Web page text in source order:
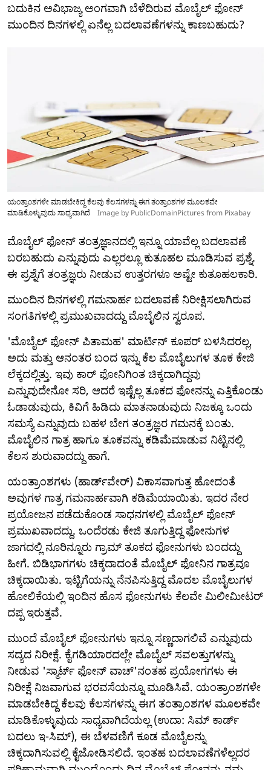
ಬದುಕಿನ ಅವಿಭಾಜ್ಯ ಅಂಗವಾಗಿ ಬೆಳೆದಿರುವ ಮೊಬೈಲ್ ಫೋನ್
ಮುಂದಿನ ದಿನಗಳಲ್ಲಿ ಏನೆಲ್ಲ ಬದಲಾವಣೆಗಳನ್ನು ಕಾಣಬಹುದು?
ಯಂತ್ರಾಂಶಗಳೇ ಮಾಡಬೇಕಿದ್ದ ಕೆಲವು ಕೆಲಸಗಳನ್ನು ಈಗ ತಂತ್ರಾಂಶಗಳ ಮೂಲಕವೇ
ಮಾಡಿಕೊಳ್ಳುವುದು ಸಾಧ್ಯವಾಗಿದೆ
Image by PublicDomainPictures from Pixabay
ಮೊಬೈಲ್ ಫೋನ್ ತಂತ್ರಜ್ಞಾನದಲ್ಲಿ ಇನ್ನೂ ಯಾವೆಲ್ಲ ಬದಲಾವಣೆ
ಬರಬಹುದು ಎನ್ನುವುದು ಎಲ್ಲರಲ್ಲೂ ಕುತೂಹಲ ಮೂಡಿಸುವ ಪ್ರಶ್ನೆ.
ಈ ಪ್ರಶ್ನೆಗೆ ತಂತ್ರಜ್ಞರು ನೀಡುವ ಉತ್ತರಗಳೂ ಅಷ್ಟೇ ಕುತೂಹಲಕಾರಿ.
ಮುಂದಿನ ದಿನಗಳಲ್ಲಿ ಗಮನಾರ್ಹ ಬದಲಾವಣೆ ನಿರೀಕ್ಷಿಸಲಾಗಿರುವ
ಸಂಗತಿಗಳಲ್ಲಿ ಪ್ರಮುಖವಾದದ್ದು ಮೊಬೈಲಿನ ಸ್ವರೂಪ.
'ಮೊಬೈಲ್ ಫೋನ್ ಪಿತಾಮಹ' ಮಾರ್ಟಿನ್ ಕೂಪರ್ ಬಳಸಿದರಲ್ಲ,
ಅದು ಮತ್ತು ಆನಂತರ ಬಂದ ಇನ್ನು ಕೆಲ ಮೊಬೈಲುಗಳ ತೂಕ ಕೇಜಿ
ಲೆಕ್ಕದಲ್ಲಿತ್ತು. ಇವು ಕಾರ್ ಫೋನಿಗಿಂತ ಚಿಕ್ಕದಾಗಿದ್ದವು
ಎನ್ನುವುದೇನೋ ಸರಿ, ಆದರೆ ಇಷ್ಟೆಲ್ಲ ತೂಕದ ಫೋನನ್ನು ಎತ್ತಿಕೊಂಡು
ಓಡಾಡುವುದು, ಕಿವಿಗೆ ಹಿಡಿದು ಮಾತನಾಡುವುದು ನಿಜಕ್ಕೂ ಒಂದು
ಸಮಸ್ಯೆ ಎನ್ನುವುದು ಬಹಳ ಬೇಗ ತಂತ್ರಜ್ಞರ ಗಮನಕ್ಕೆ ಬಂತು.
ಮೊಬೈಲಿನ ಗಾತ್ರ ಹಾಗೂ ತೂಕವನ್ನು ಕಡಿಮೆಮಾಡುವ ನಿಟ್ಟಿನಲ್ಲಿ
ಕೆಲಸ ಶುರುವಾದದ್ದು ಹಾಗೆ.
ಯಂತ್ರಾಂಶಗಳು (ಹಾರ್ಡ್‌ವೇರ್) ವಿಕಾಸವಾಗುತ್ತ ಹೋದಂತೆ
ಅವುಗಳ ಗಾತ್ರ ಗಮನಾರ್ಹವಾಗಿ ಕಡಿಮೆಯಾಯಿತು. ಇದರ ನೇರ
ಪ್ರಯೋಜನ ಪಡೆದುಕೊಂಡ ಸಾಧನಗಳಲ್ಲಿ ಮೊಬೈಲ್ ಫೋನ್
ಪ್ರಮುಖವಾದದ್ದು. ಒಂದೆರಡು ಕೇಜಿ ತೂಗುತ್ತಿದ್ದ ಫೋನುಗಳ
ಜಾಗದಲ್ಲಿ ನೂರಿನ್ನೂರು ಗ್ರಾಮ್ ತೂಕದ ಫೋನುಗಳು ಬಂದದ್ದು
ಹೀಗೆ. ಬಿಡಿಭಾಗಗಳು ಚಿಕ್ಕದಾದಂತೆ ಮೊಬೈಲ್ ಫೋನಿನ ಗಾತ್ರವೂ
ಚಿಕ್ಕದಾಯಿತು. ಇಟ್ಟಿಗೆಯನ್ನು ನೆನಪಿಸುತ್ತಿದ್ದ ಮೊದಲ ಮೊಬೈಲುಗಳ
ಹೋಲಿಕೆಯಲ್ಲಿ ಇಂದಿನ ಹೊಸ ಫೋನುಗಳು ಕೆಲವೇ ಮಿಲೀಮೀಟರ್
ದಪ್ಪ ಇರುತ್ತವೆ.
ಮುಂದೆ ಮೊಬೈಲ್ ಫೋನುಗಳು ಇನ್ನೂ ಸಣ್ಣದಾಗಲಿವೆ ಎನ್ನುವುದು
ಸದ್ಯದ ನಿರೀಕ್ಷೆ. ಕೈಗಡಿಯಾರದಲ್ಲೇ ಮೊಬೈಲ್ ಸವಲತ್ತುಗಳನ್ನು
ನೀಡುವ 'ಸ್ಮಾರ್ಟ್ ಫೋನ್ ವಾಚ್'‌ನಂತಹ ಪ್ರಯೋಗಗಳು ಈ
ನಿರೀಕ್ಷೆ ನಿಜವಾಗುವ ಭರವಸೆಯನ್ನೂ ಮೂಡಿಸಿವೆ. ಯಂತ್ರಾಂಶಗಳೇ
ಮಾಡಬೇಕಿದ್ದ ಕೆಲವು ಕೆಲಸಗಳನ್ನು ಈಗ ತಂತ್ರಾಂಶಗಳ ಮೂಲಕವೇ
ಮಾಡಿಕೊಳ್ಳುವುದು ಸಾಧ್ಯವಾಗಿದೆಯಲ್ಲ (ಉದಾ: ಸಿಮ್ ಕಾರ್ಡ್
ಬದಲು ಇ-ಸಿಮ್), ಈ ಬೆಳವಣಿಗೆ ಕೂಡ ಮೊಬೈಲನ್ನು
ಚಿಕ್ಕದಾಗಿಸುವಲ್ಲಿ ಕೈಜೋಡಿಸಲಿದೆ. ಇಂತಹ ಬದಲಾವಣೆಗಳೆಲ್ಲದರ